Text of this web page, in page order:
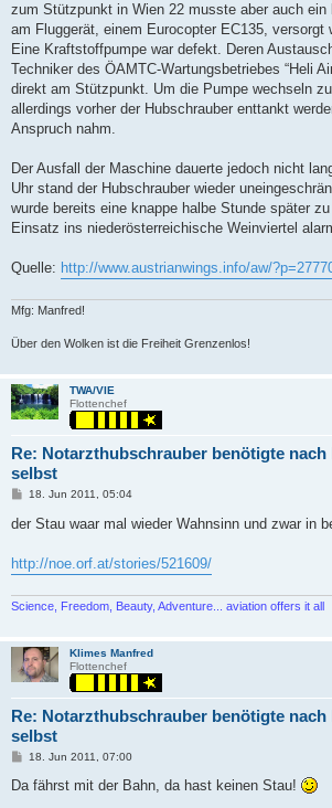
zum Stützpunkt in Wien 22 musste aber auch ein
am Fluggerät, einem Eurocopter EC135, versorgt
Eine Kraftstoffpumpe war defekt. Deren
Techniker des ÖAMTC-Wartungsbetriebes “Heli
direkt am Stützpunkt. Um die Pumpe wechseln
allerdings vorher der Hubschrauber enttankt
Anspruch nahm.
Der Ausfall der Maschine dauerte jedoch nicht
Uhr stand der Hubschrauber wieder
wurde bereits eine knappe halbe Stunde später
Einsatz ins niederösterreichische Weinviertel
Quelle: http://www.austrianwings.info/aw/
Mfg: Manfred!
Über den Wolken ist die Freiheit Grenzenlos!
TWA/VIE
Flottenchef
Re: Notarzthubschrauber benötigte nach
selbst
P
s
t
18. Jun 2011, 05:04
der Stau waar mal wieder Wahnsinn und zwar in
http://noe.orf.at/stories/521609/
Science, Freedom, Beauty, Adventure... aviation offers it all
Klimes Manfred
Flottenchef
Re: Notarzthubschrauber benötigte nach
selbst
P
s
18. Jun 2011, 07:00
Da fährst mit der Bahn, da hast keinen Stau!